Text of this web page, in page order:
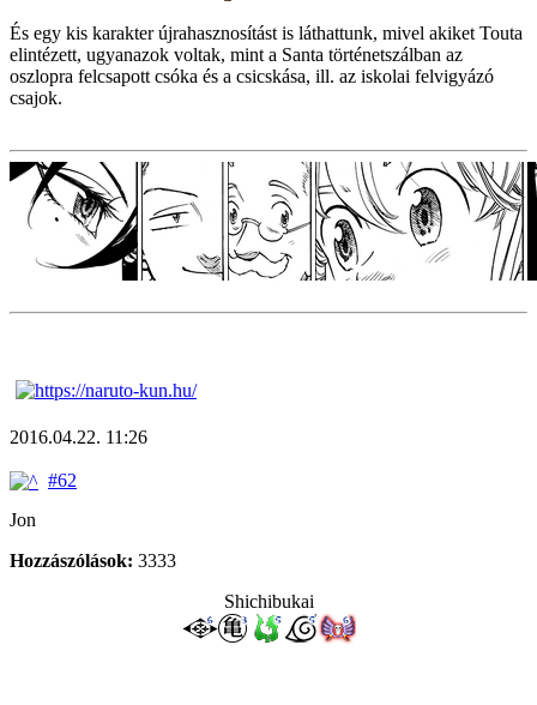
És egy kis karakter újrahasznosítást is láthattunk, mivel akiket Touta
elintézett, ugyanazok voltak, mint a Santa történetszálban az
oszlopra felcsapott csóka és a csicskása, ill. az iskolai felvigyázó
csajok.
2016.04.22. 11:26
#62
Jon
Hozzászólások: 3333
Shichibukai